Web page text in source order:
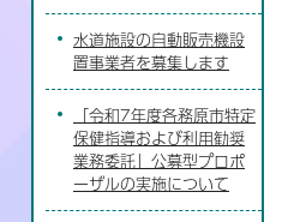
水道施設の自動販売機設
置事業者を募集します
「令和7年度各務原市特定
保健指導および利用勧奨
業務委託」公募型プロポ
ーザルの実施について